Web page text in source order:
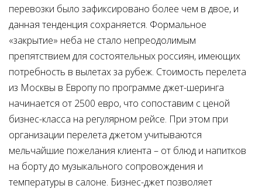
перевозки было зафиксировано более чем в двое, и
данная тенденция сохраняется. Формальное
«закрытие» неба не стало непреодолимым
препятствием для состоятельных россиян, имеющих
потребность в вылетах за рубеж. Стоимость перелета
из Москвы в Европу по программе джет-шеринга
начинается от 2500 евро, что сопоставим с ценой
бизнес-класса на регулярном рейсе. При этом при
организации перелета джетом учитываются
мельчайшие пожелания клиента – от блюд и напитков
на борту до музыкального сопровождения и
температуры в салоне. Бизнес-джет позволяет